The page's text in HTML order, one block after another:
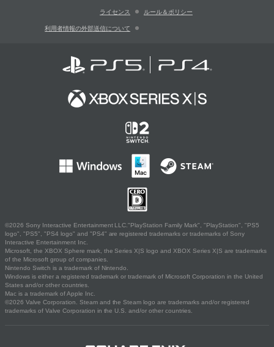
ライセンス ルール＆ポリシー
利用者情報の外部送信について
©2026 Sony Interactive Entertainment LLC."PlayStation Family Mark", "PlayStation", "PS5
logo", "PS5", "PS4 logo" and "PS4" are registered trademarks or trademarks of Sony
Interactive Entertainment Inc.
Microsoft, the XBOX Sphere mark, the Series X|S logo and XBOX Series X|S are trademarks
of the Microsoft group of companies.
Nintendo Switch is a trademark of Nintendo.
Windows is either a registered trademark or trademark of Microsoft Corporation in the United
States and/or other countries.
Mac is a trademark of Apple Inc.
©2026 Valve Corporation. Steam and the Steam logo are trademarks and/or registered
trademarks of Valve Corporation in the U.S. and/or other countries.